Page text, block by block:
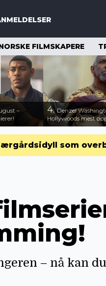
FILMSKAPERE
–
4.Denzel
Hollywoods mest
som
– nå kan